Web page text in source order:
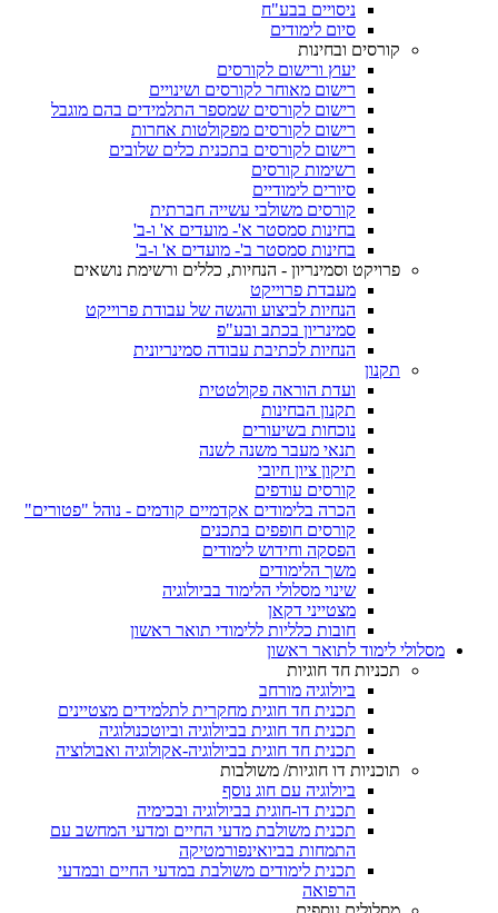
ניסויים בבע"ח
סיום לימודים
קורסים ובחינות
יעוץ ורישום לקורסים
רישום מאוחר לקורסים ושינויים
רישום לקורסים שמספר התלמידים בהם מוגבל
רישום לקורסים מפקולטות אחרות
רישום לקורסים בתכנית כלים שלובים
רשימות קורסים
סיורים לימודיים
קורסים משולבי עשייה חברתית
בחינות סמסטר א'- מועדים א' ו-ב'
בחינות סמסטר ב'- מועדים א' ו-ב'
פרויקט וסמינריון - הנחיות, כללים ורשימת נושאים
מעבדת פרוייקט
הנחיות לביצוע והגשה של עבודת פרוייקט
סמינריון בכתב ובע"פ
הנחיות לכתיבת עבודה סמינריונית
תקנון
ועדת הוראה פקולטטית
תקנון הבחינות
נוכחות בשיעורים
תנאי מעבר משנה לשנה
תיקון ציון חיובי
קורסים עודפים
הכרה בלימודים אקדמיים קודמים - נוהל "פטורים"
קורסים חופפים בתכנים
הפסקה וחידוש לימודים
משך הלימודים
שינוי מסלולי הלימוד בביולוגיה
מצטייני דקאן
חובות כלליות ללימודי תואר ראשון
מסלולי לימוד לתואר ראשון
תכניות חד חוגיות
ביולוגיה מורחב
תכנית חד חוגית מחקרית לתלמידים מצטיינים
תכנית חד חוגית בביולוגיה וביוטכנולוגיה
תכנית חד חוגית בביולוגיה-אקולוגיה ואבולוציה
תוכניות דו חוגיות/ משולבות
ביולוגיה עם חוג נוסף
תכנית דו-חוגית בביולוגיה ובכימיה
תכנית משולבת מדעי החיים ומדעי המחשב עם
התמחות בביואינפורמטיקה
תכנית לימודים משולבת במדעי החיים ובמדעי
הרפואה